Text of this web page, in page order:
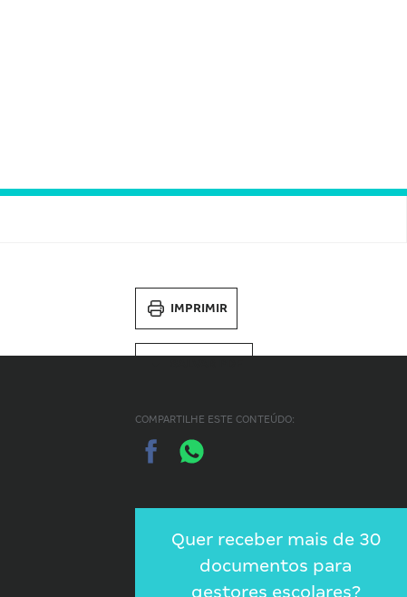
IMPRIMIR
COMPARTILHE ESTE CONTEÚDO:
Quer receber mais de 30
documentos para
gestores escolares?